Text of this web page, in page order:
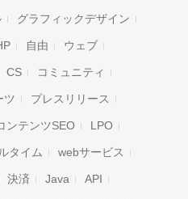
グラフィックデザイン
自由 ウェブ
CS コミュニティ
ツ プレスリリース
ンテンツSEO LPO
タイム webサービス
決済 Java API